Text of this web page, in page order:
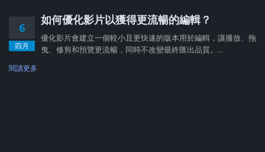
6
四月
如何優化影片以獲得更流暢的編輯？
優化影片會建立一個較小且更快速的版本用於編輯，讓播放、拖
曳、修剪和預覽更流暢，同時不改變最終匯出品質。...
閱讀更多